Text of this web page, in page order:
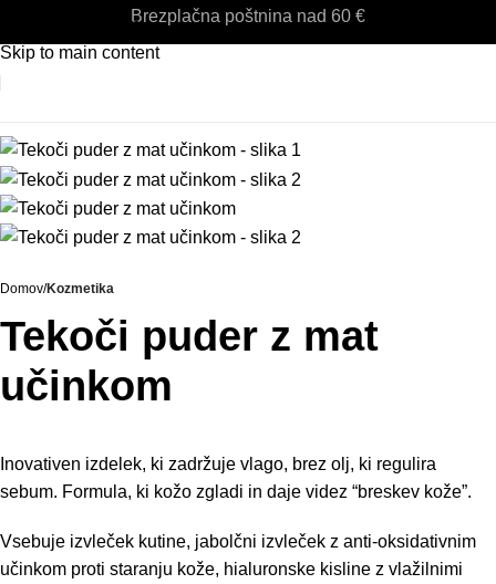
Skip to navigation
Skip to main content
Brezplačna poštnina nad 60 €
Domov Kozmetika
Tekoči puder z mat
učinkom
Inovativen izdelek, ki zadržuje vlago, brez olj, ki regulira
sebum. Formula, ki kožo zgladi in daje videz “breskev kože”.
Vsebuje izvleček kutine, jabolčni izvleček z anti-oksidativnim
učinkom proti staranju kože, hialuronske kisline z vlažilnimi